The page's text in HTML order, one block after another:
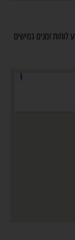
לוחות זמנים גמישים